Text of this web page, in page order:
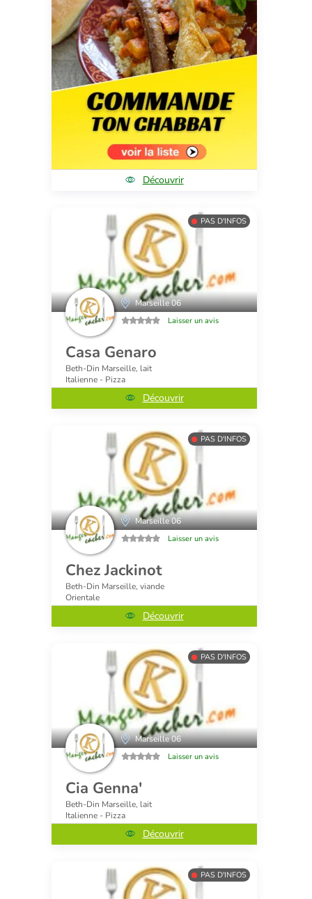
Découvrir
PAS D'INFOS
Marseille 06
Laisser un avis
Casa Genaro
Beth-Din Marseille, lait
Italienne - Pizza
Découvrir
PAS D'INFOS
Marseille 06
Laisser un avis
Chez Jackinot
Beth-Din Marseille, viande
Orientale
Découvrir
PAS D'INFOS
Marseille 06
Laisser un avis
Cia Genna'
Beth-Din Marseille, lait
Italienne - Pizza
Découvrir
PAS D'INFOS